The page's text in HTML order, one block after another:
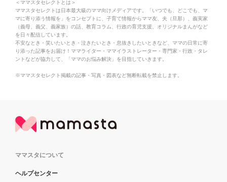
＜ママスタセレクトとは＞
ママスタセレクトは日本最大級のママ向けメディアです。「いつでも、どこでも、マ
マに寄り添う情報を」をコンセプトに、子育て情報からママ友、夫（旦那）、義実家
（義母、義父、義家族）の話、教育コラム、行政の育児支援、オリジナルまんがなど
を日々配信しています。
不安なとき・笑いたいとき・泣きたいとき・息抜きしたいときなど、ママの日常に寄
り添った記事をお届け！ママライター・ママイラストレーター・専門家・行政・タレ
ントなどが協力して、「ママのお悩み解決」を目指していきます。
※ママスタセレクト掲載の記事・写真・図表など無断転載を禁止します。
ママスタについて
ヘルプセンター